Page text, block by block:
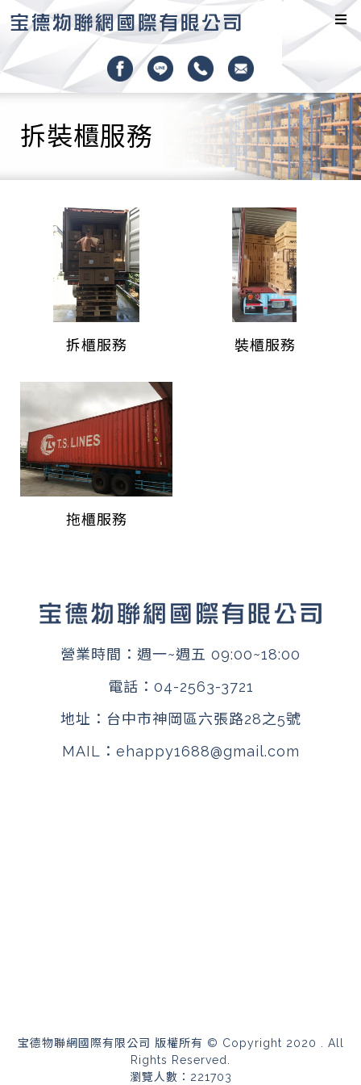
拆裝櫃服務
拆櫃服務 裝櫃服務
拖櫃服務
營業時間：週一~週五 09:00~18:00
電話： 04-2563-3721
地址： 台中市神岡區六張路28之5號
MAIL： ehappy1688@gmail.com
宝德物聯網國際有限公司 版權所有 © Copyright 2020 . All
Rights Reserved.
瀏覽人數：221703